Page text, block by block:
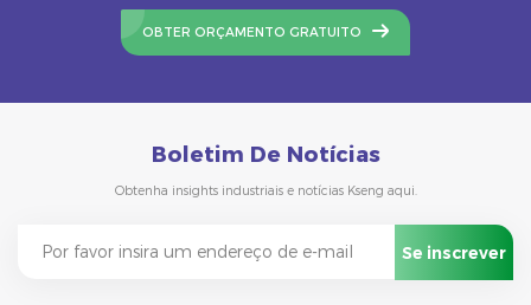
OBTER ORÇAMENTO GRATUITO
Boletim De Notícias
Obtenha insights industriais e notícias Kseng aqui.